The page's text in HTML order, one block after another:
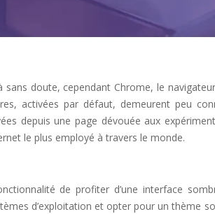
doute, cependant Chrome, le
activées par défaut, demeurent peu
depuis une page dévouée aux
le plus employé à travers le monde.
de profiter d’une interface
d’exploitation et opter pour un thème